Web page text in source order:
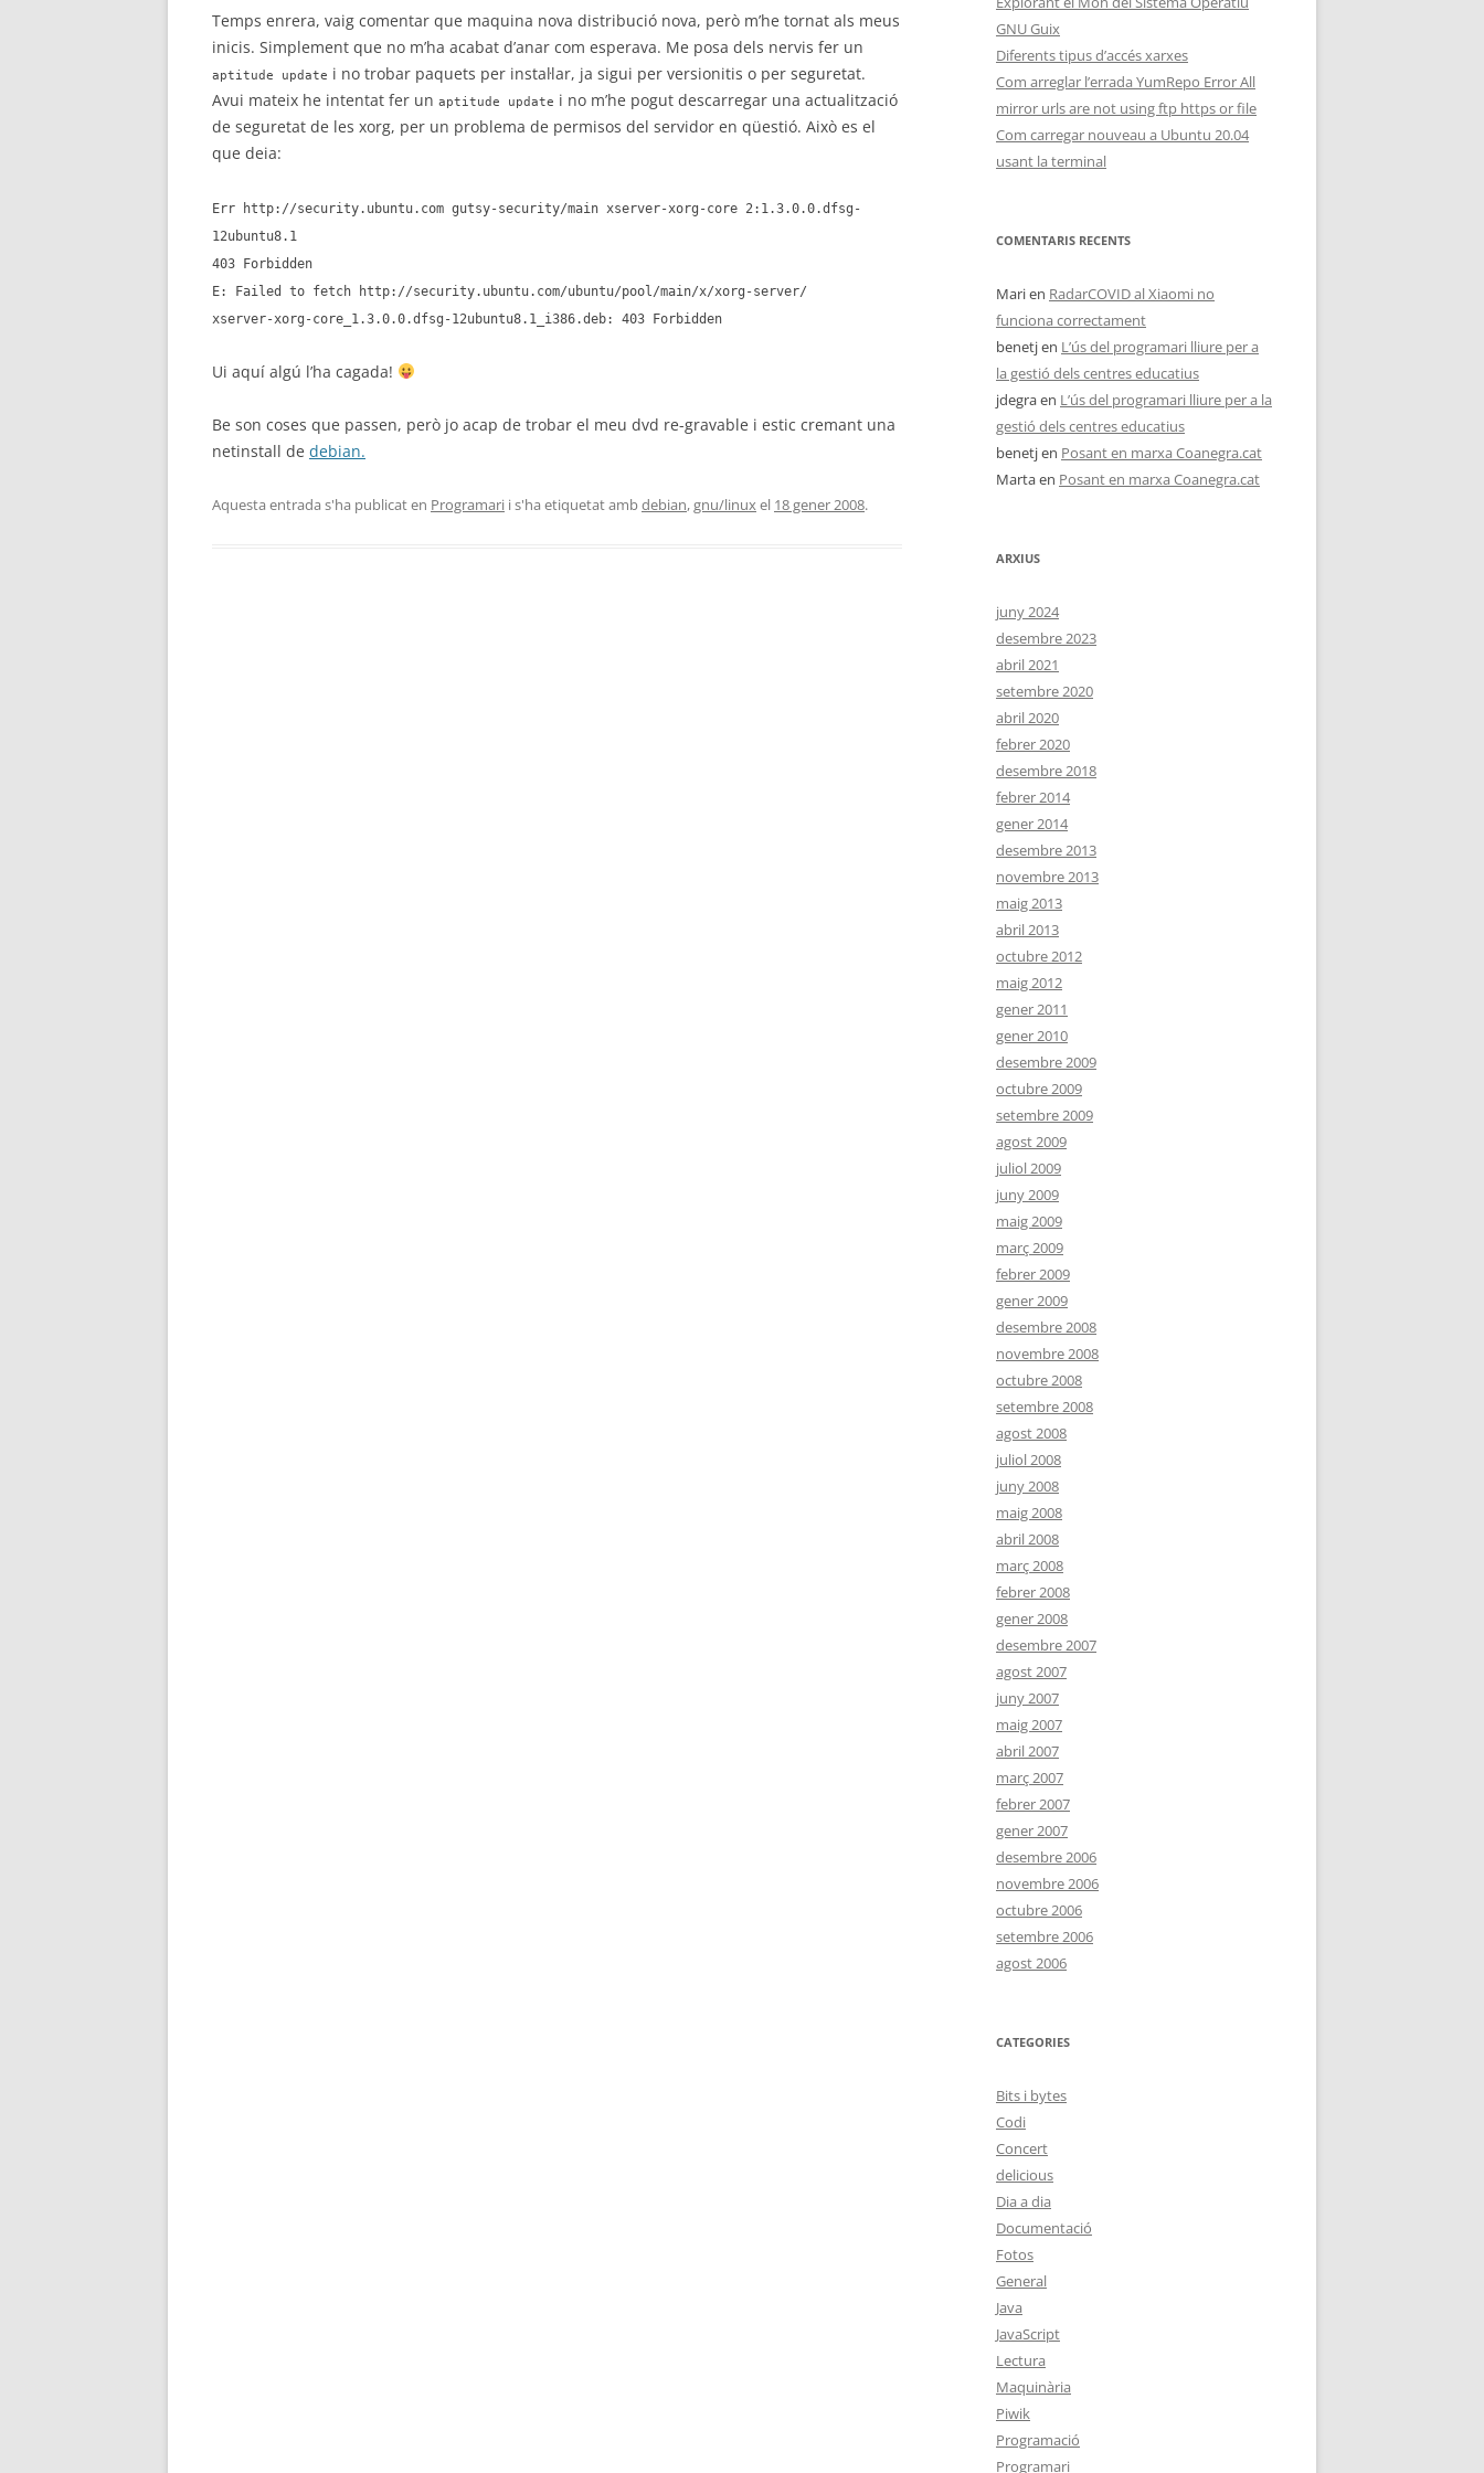
Temps enrera, vaig comentar que maquina nova distribució nova, però m’he tornat als meus
inicis. Simplement que no m’ha acabat d’anar com esperava. Me posa dels nervis fer un
aptitude update i no trobar paquets per instal·lar, ja sigui per versionitis o per seguretat.
Avui mateix he intentat fer un aptitude update i no m’he pogut descarregar una actualització
de seguretat de les xorg, per un problema de permisos del servidor en qüestió. Això es el
que deia:
Err http://security.ubuntu.com gutsy-security/main xserver-xorg-core 2:1.3.0.0.dfsg-
12ubuntu8.1
403 Forbidden
E: Failed to fetch http://security.ubuntu.com/ubuntu/pool/main/x/xorg-server/
xserver-xorg-core_1.3.0.0.dfsg-12ubuntu8.1_i386.deb: 403 Forbidden
Ui aquí algú l’ha cagada!
Be son coses que passen, però jo acap de trobar el meu dvd re-gravable i estic cremant una
netinstall de debian.
Aquesta entrada s'ha publicat en Programari i s'ha etiquetat ambdebian,gnu/linuxel 18 gener 2008.
GNU Guix
Diferents tipus d’accés xarxes
Com arreglar l’errada YumRepo Error All
mirror urls are not using ftp https or file
Com carregar nouveau a Ubuntu 20.04
usant la terminal
COMENTARIS RECENTS
Marien RadarCOVID al Xiaomi no
funciona correctament
benetjen L’ús del programari lliure per a
la gestió dels centres educatius
jdegraen L’ús del programari lliure per a la
gestió dels centres educatius
benetjen Posant en marxa Coanegra.cat
Martaen Posant en marxa Coanegra.cat
ARXIUS
juny 2024
desembre 2023
abril 2021
setembre 2020
abril 2020
febrer 2020
desembre 2018
febrer 2014
gener 2014
desembre 2013
novembre 2013
maig 2013
abril 2013
octubre 2012
maig 2012
gener 2011
gener 2010
desembre 2009
octubre 2009
setembre 2009
agost 2009
juliol 2009
juny 2009
maig 2009
març 2009
febrer 2009
gener 2009
desembre 2008
novembre 2008
octubre 2008
setembre 2008
agost 2008
juliol 2008
juny 2008
maig 2008
abril 2008
març 2008
febrer 2008
gener 2008
desembre 2007
agost 2007
juny 2007
maig 2007
abril 2007
març 2007
febrer 2007
gener 2007
desembre 2006
novembre 2006
octubre 2006
setembre 2006
agost 2006
CATEGORIES
Bits i bytes
Codi
Concert
delicious
Dia a dia
Documentació
Fotos
General
Java
JavaScript
Lectura
Maquinària
Piwik
Programació
Programari